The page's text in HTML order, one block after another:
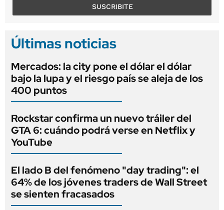
SUSCRIBITE
Últimas noticias
Mercados: la city pone el dólar el dólar
bajo la lupa y el riesgo país se aleja de los
400 puntos
Rockstar confirma un nuevo tráiler del
GTA 6: cuándo podrá verse en Netflix y
YouTube
El lado B del fenómeno "day trading": el
64% de los jóvenes traders de Wall Street
se sienten fracasados